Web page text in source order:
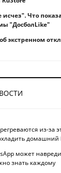
Что
"ДосболLike"
экстренном
из-за
домашний
может
знать каждому